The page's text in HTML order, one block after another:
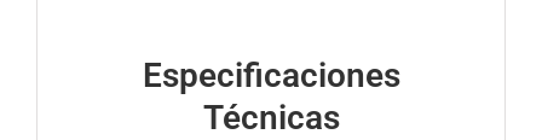
Especificaciones
Técnicas